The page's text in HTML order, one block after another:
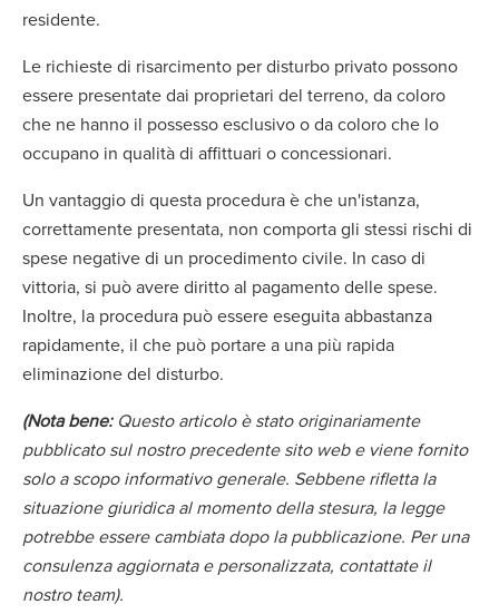
residente.
Le richieste di risarcimento per disturbo privato possono
essere presentate dai proprietari del terreno, da coloro
che ne hanno il possesso esclusivo o da coloro che lo
occupano in qualità di affittuari o concessionari.
Un vantaggio di questa procedura è che un'istanza,
correttamente presentata, non comporta gli stessi rischi di
spese negative di un procedimento civile. In caso di
vittoria, si può avere diritto al pagamento delle spese.
Inoltre, la procedura può essere eseguita abbastanza
rapidamente, il che può portare a una più rapida
eliminazione del disturbo.
(Nota bene:Questo articolo è stato originariamente
pubblicato sul nostro precedente sito web e viene fornito
solo a scopo informativo generale. Sebbene rifletta la
situazione giuridica al momento della stesura, la legge
potrebbe essere cambiata dopo la pubblicazione. Per una
consulenza aggiornata e personalizzata, contattate il
nostro team).